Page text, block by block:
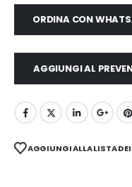
ORDINA CON
AGGIUNGI AL
AGGIUNGI ALLA LISTA DEI